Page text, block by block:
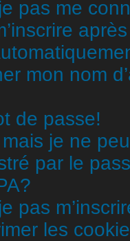
pas me
mon nom
de passe!
je ne
par le
pas
les